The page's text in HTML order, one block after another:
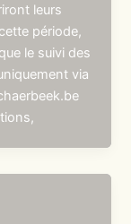
leurs
période,
le suivi des
via